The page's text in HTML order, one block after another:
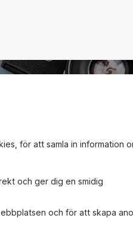
för att samla in information
och ger dig en smidig
och för att skapa